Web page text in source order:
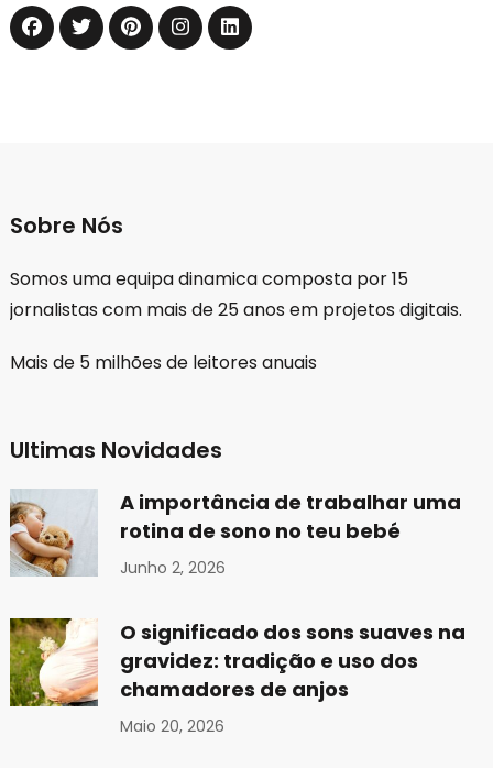
Sobre Nós
Somos uma equipa dinamica composta por 15
jornalistas com mais de 25 anos em projetos digitais.
Mais de 5 milhões de leitores anuais
Ultimas Novidades
A importância de trabalhar uma
rotina de sono no teu bebé
Junho 2, 2026
O significado dos sons suaves na
gravidez: tradição e uso dos
chamadores de anjos
Maio 20, 2026